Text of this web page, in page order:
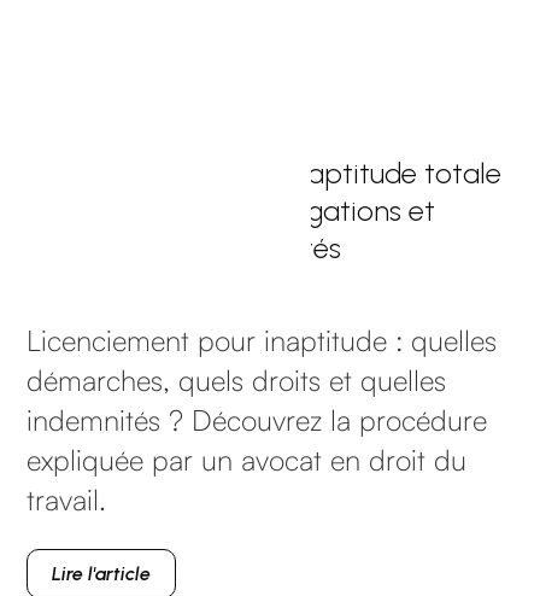
Licenciement pour inaptitude totale
: procédure, obligations et
indemnités
Licenciement pour inaptitude : quelles
démarches, quels droits et quelles
indemnités ? Découvrez la procédure
expliquée par un avocat en droit du
travail.
Lire l'article